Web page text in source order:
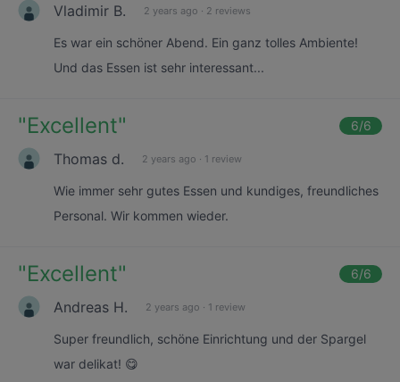
Vladimir B. 2 years ago · 2 reviews
Es war ein schöner Abend. Ein ganz tolles Ambiente!
Und das Essen ist sehr interessant...
"Excellent" 6/6
Thomas d. 2 years ago · 1 review
Wie immer sehr gutes Essen und kundiges, freundliches
Personal. Wir kommen wieder.
"Excellent" 6/6
Andreas H. 2 years ago · 1 review
Super freundlich, schöne Einrichtung und der Spargel
war delikat! 😋